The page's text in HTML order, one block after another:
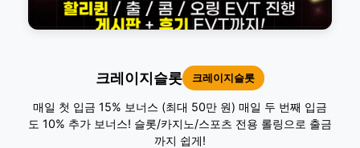
크레이지슬롯 크레이지슬롯
매일 첫 입금 15% 보너스 (최대 50만 원) 매일 두 번째 입금
도 10% 추가 보너스! 슬롯/카지노/스포츠 전용 롤링으로 출금
까지 쉽게!